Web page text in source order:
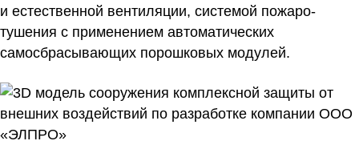
и естественной вентиляции, системой пожаро-
тушения с применением автоматических
самосбрасывающих порошковых модулей.